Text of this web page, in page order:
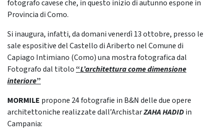
fotografo cavese che, in questo inizio di autunno espone in
Provincia di Como.
Si inaugura, infatti, da domani venerdì 13 ottobre, presso le
sale espositive del Castello di Ariberto nel Comune di
Capiago Intimiano (Como) una mostra fotografica dal
Fotografo dal titolo“L’architettura come dimensione
interiore”
MORMILE propone 24 fotografie in B&N delle due opere
architettoniche realizzate dall’ArchistarZAHA HADIDin
Campania: